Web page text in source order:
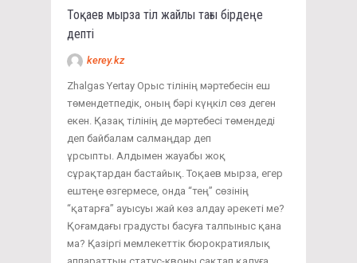
Тоқаев мырза тіл жайлы тағы бірдеңе
депті
kerey.kz
Zhalgas Yertay Орыс тілінің мәртебесін еш
төмендетпедік, оның бәрі күңкіл сөз деген
екен. Қазақ тілінің де мәртебесі төмендеді
деп байбалам салмаңдар деп
ұрсыпты. Алдымен жауабы жоқ
сұрақтардан бастайық. Тоқаев мырза, егер
ештеңе өзгермесе, онда “тең” сөзінің
“қатарға” ауысуы жай көз алдау әрекеті ме?
Қоғамдағы градусты басуға талпыныс қана
ма? Қазіргі мемлекеттік бюрократиялық